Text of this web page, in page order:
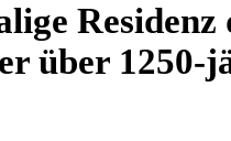
über 1250-